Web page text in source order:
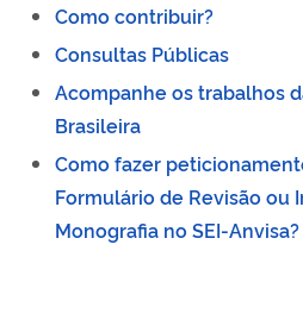
Como contribuir?
Consultas Públicas
Acompanhe os trabalhos
Brasileira
Como fazer
Formulário de Revisão ou
Monografia no SEI-Anvisa?